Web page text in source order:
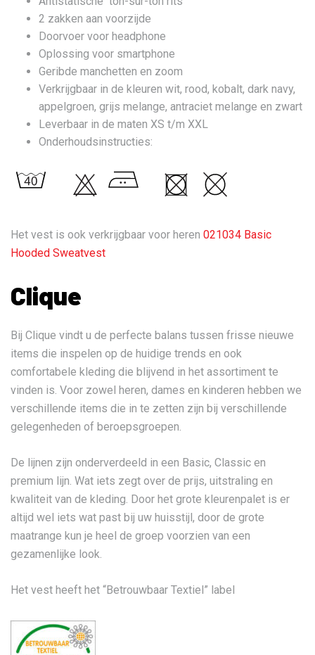
2 zakken aan voorzijde
Doorvoer voor headphone
Oplossing voor smartphone
Geribde manchetten en zoom
Verkrijgbaar in de kleuren wit, rood, kobalt, dark navy,
appelgroen, grijs melange, antraciet melange en zwart
Leverbaar in de maten XS t/m XXL
Onderhoudsinstructies:
Het vest is ook verkrijgbaar voor heren 021034 Basic
Hooded Sweatvest
Clique
Bij Clique vindt u de perfecte balans tussen frisse nieuwe
items die inspelen op de huidige trends en ook
comfortabele kleding die blijvend in het assortiment te
vinden is. Voor zowel heren, dames en kinderen hebben we
verschillende items die in te zetten zijn bij verschillende
gelegenheden of beroepsgroepen.
De lijnen zijn onderverdeeld in een Basic, Classic en
premium lijn. Wat iets zegt over de prijs, uitstraling en
kwaliteit van de kleding. Door het grote kleurenpalet is er
altijd wel iets wat past bij uw huisstijl, door de grote
maatrange kun je heel de groep voorzien van een
gezamenlijke look.
Het vest heeft het “Betrouwbaar Textiel” label